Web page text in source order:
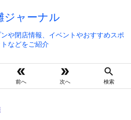
ジャーナル
や閉店情報、イベントやおすすめスポ
トなどをご紹介

前へ

次へ

検索